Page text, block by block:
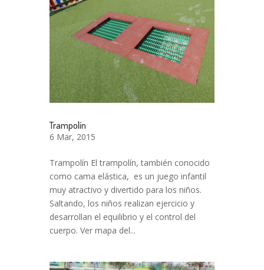
Trampolín
6 Mar, 2015
Trampolín El trampolín, también conocido
como cama elástica, es un juego infantil
muy atractivo y divertido para los niños.
Saltando, los niños realizan ejercicio y
desarrollan el equilibrio y el control del
cuerpo. Ver mapa del...